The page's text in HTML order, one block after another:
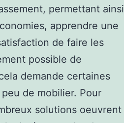
permettant ainsi
apprendre une
de faire les
possible de
demande certaines
de mobilier. Pour
solutions oeuvrent